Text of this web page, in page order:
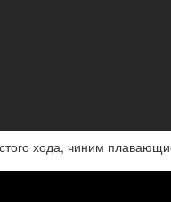
хода, чиним